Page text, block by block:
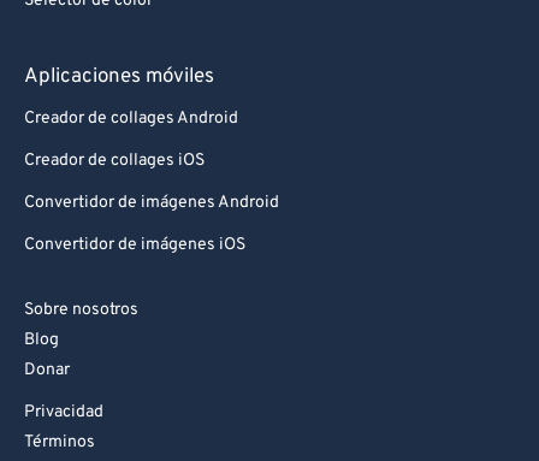
Aplicaciones móviles
Creador de collages Android
Creador de collages iOS
Convertidor de imágenes Android
Convertidor de imágenes iOS
Sobre nosotros
Blog
Donar
Privacidad
Términos